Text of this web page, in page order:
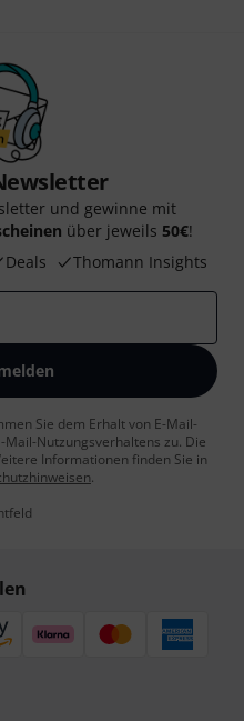
und gewinne mit
über jeweils 50€!
Deals Thomann Insights
Sie dem Erhalt von E-Mail-
Nutzungsverhaltens zu. Die
Informationen finden Sie in
.